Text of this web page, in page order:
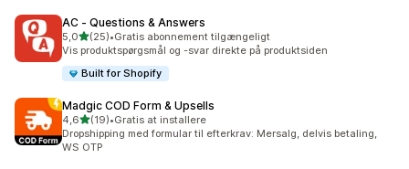
AC ‑ Questions & Answers
5,0ud af 5 stjerner
(25)
25 anmeldelser i alt
•Gratis abonnement tilgængeligt
Vis produktspørgsmål og -svar direkte på produktsiden
Built for Shopify
Madgic COD Form & Upsells
4,6ud af 5 stjerner
(19)
19 anmeldelser i alt
•Gratis at installere
Dropshipping med formular til efterkrav: Mersalg, delvis betaling,
WS OTP